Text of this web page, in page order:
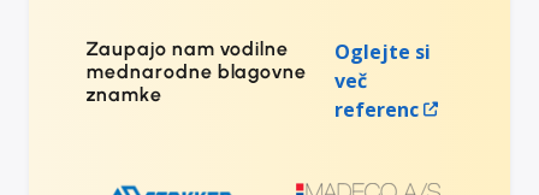
Zaupajo nam vodilne
mednarodne blagovne
znamke
Oglejte si
več
referenc